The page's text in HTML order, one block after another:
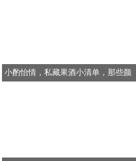
小酌怡情，私藏果酒小清单，那些颜